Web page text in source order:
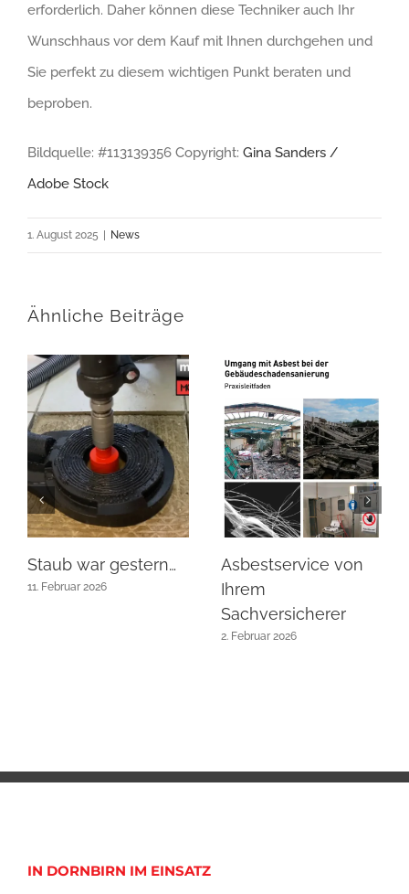
erforderlich. Daher können diese Techniker auch Ihr
Wunschhaus vor dem Kauf mit Ihnen durchgehen und
Sie perfekt zu diesem wichtigen Punkt beraten und
beproben.
Bildquelle: #113139356 Copyright: Gina Sanders /
Adobe Stock
1. August 2025 | News
Ähnliche Beiträge
Staub war gestern…
11. Februar 2026
Asbestservice von
Ihrem
Sachversicherer
2. Februar 2026
IN DORNBIRN IM EINSATZ